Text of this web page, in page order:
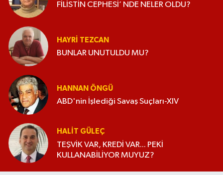
FİLİSTİN CEPHESİ’ NDE NELER OLDU?
HAYRI TEZCAN
BUNLAR UNUTULDU MU?
HANNAN ÖNGÜ
ABD'nin İşlediği Savaş Suçları-XIV
HALIT GÜLEÇ
TEŞVİK VAR, KREDİ VAR... PEKİ
KULLANABİLİYOR MUYUZ?